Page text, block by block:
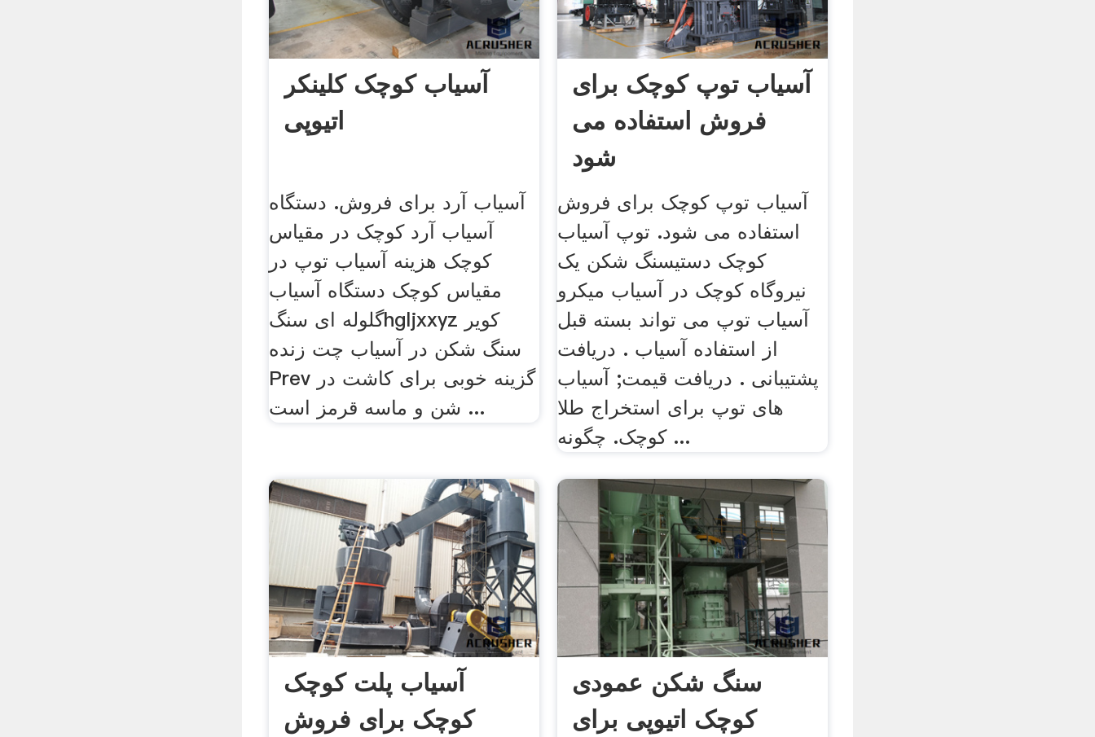
آسیاب کوچک کلینکر
اتیوپی
آسیاب آرد برای فروش. دستگاه
آسیاب آرد کوچک در مقیاس
کوچک هزینه آسیاب توپ در
مقیاس کوچک دستگاه آسیاب
گلوله ای سنگhgljxxyz کویر
سنگ شکن در آسیاب چت زنده
Prev گزینه خوبی برای کاشت در
شن و ماسه قرمز است ...
آسیاب توپ کوچک برای
فروش استفاده می
شود
آسیاب توپ کوچک برای فروش
استفاده می شود. توپ آسیاب
کوچک دستیسنگ شکن یک
نیروگاه کوچک در آسیاب میکرو
آسیاب توپ می تواند بسته قبل
از استفاده آسیاب . دریافت
پشتیبانی . دریافت قیمت; آسیاب
های توپ برای استخراج طلا
کوچک. چگونه ...
آسیاب پلت کوچک
کوچک برای فروش
سنگ شکن عمودی
کوچک اتیوپی برای